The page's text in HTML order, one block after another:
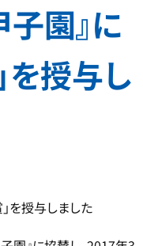
園』に
を授与し
を授与しました